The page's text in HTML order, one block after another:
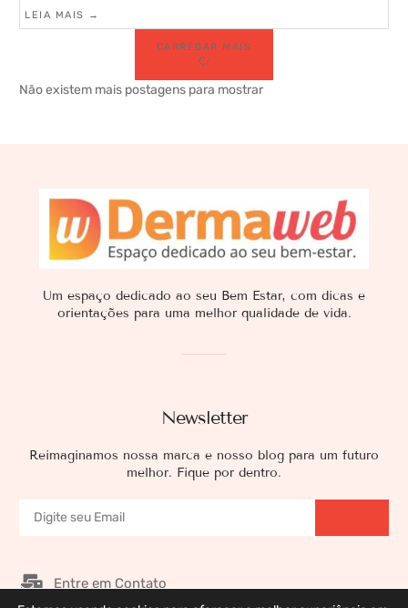
LEIA MAIS →
CARREGAR MAIS
Não existem mais postagens para mostrar
Newsletter
Reimaginamos nossa marca e nosso blog para um futuro
melhor. Fique por dentro.
Um espaço dedicado ao seu Bem Estar, com dicas e
orientações para uma melhor qualidade de vida.
Entre em Contato